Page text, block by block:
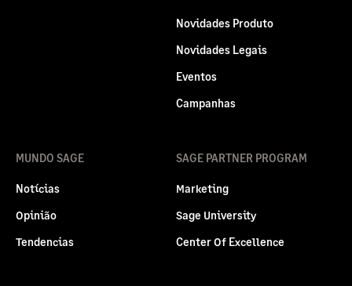
Novidades Produto
Novidades Legais
Eventos
Campanhas
MUNDO SAGE
Notícias
Opinião
Tendencias
SAGE PARTNER PROGRAM
Marketing
Sage University
Center Of Excellence